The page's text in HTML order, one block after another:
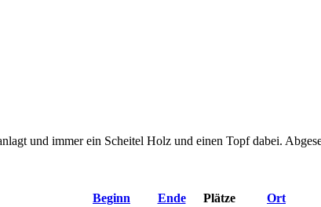
und immer ein Scheitel Holz und einen Topf dabei.
Beginn Ende Plätze Ort